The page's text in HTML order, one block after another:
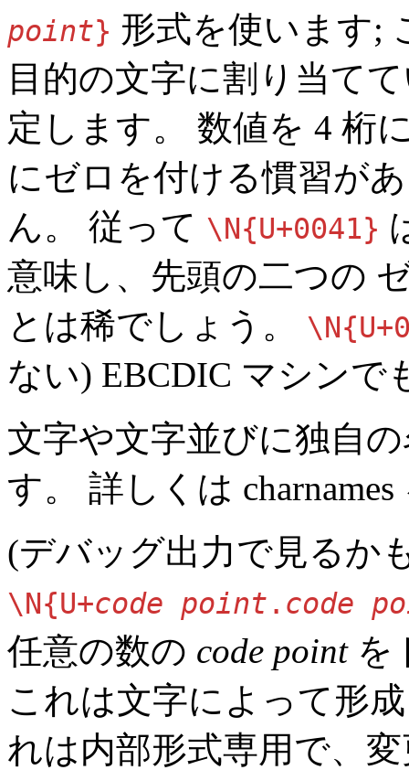
point} 形式を使います;
目的の文字に割り当て
定します。 数値を 4 桁
にゼロを付ける慣習が
ん。 従って \N{U+0041}
意味し、先頭の二つの
とは稀でしょう。
ない) EBCDIC マシンで
文字や文字並びに独自
す。 詳しくは charnames
(デバッグ出力で見るか
\N{U+code point . code
任意の数の code pointを
これは文字によって形
れは内部形式専用で、